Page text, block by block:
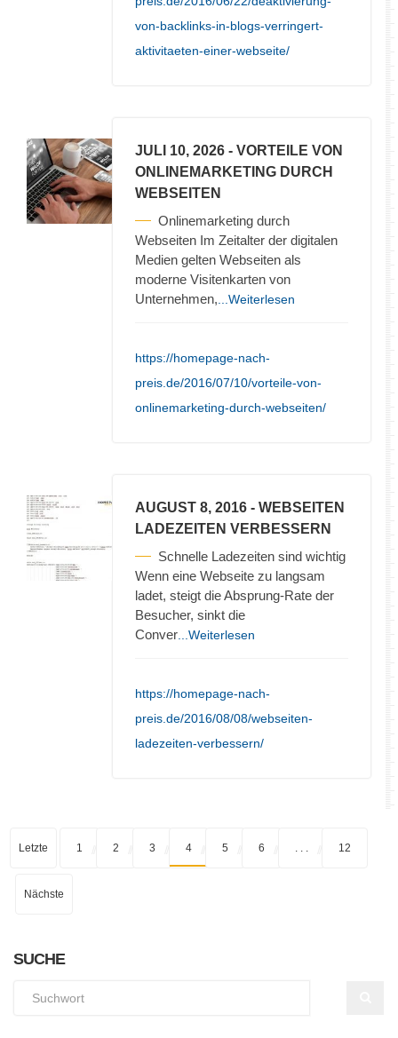
von-backlinks-in-blogs-verringert-
aktivitaeten-einer-webseite/
JULI 10, 2026 - VORTEILE VON
ONLINEMARKETING DURCH
WEBSEITEN
Onlinemarketing durch
Webseiten Im Zeitalter der digitalen
Medien gelten Webseiten als
moderne Visitenkarten von
Unternehmen, ...Weiterlesen
https://homepage-nach-
preis.de/2016/07/10/vorteile-von-
onlinemarketing-durch-webseiten/
AUGUST 8, 2016 - WEBSEITEN
LADEZEITEN VERBESSERN
Schnelle Ladezeiten sind wichtig
Wenn eine Webseite zu langsam
ladet, steigt die Absprung-Rate der
Besucher, sinkt die
Conver ...Weiterlesen
https://homepage-nach-
preis.de/2016/08/08/webseiten-
ladezeiten-verbessern/
Letzte 1 2 3 4 5 6 12
Nächste
SUCHE